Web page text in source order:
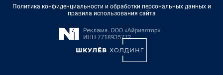
Политика конфиденциальности и обработки персональных данных и
правила использования сайта